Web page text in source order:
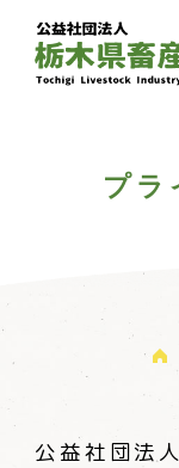
プラ
公益社団法